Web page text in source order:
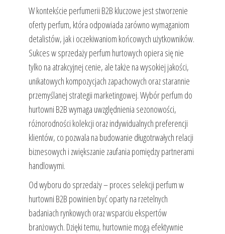
W kontekście perfumerii B2B kluczowe jest stworzenie
oferty perfum, która odpowiada zarówno wymaganiom
detalistów, jak i oczekiwaniom końcowych użytkowników.
Sukces w sprzedaży perfum hurtowych opiera się nie
tylko na atrakcyjnej cenie, ale także na wysokiej jakości,
unikatowych kompozycjach zapachowych oraz starannie
przemyślanej strategii marketingowej. Wybór perfum do
hurtowni B2B wymaga uwzględnienia sezonowości,
różnorodności kolekcji oraz indywidualnych preferencji
klientów, co pozwala na budowanie długotrwałych relacji
biznesowych i zwiększanie zaufania pomiędzy partnerami
handlowymi.
Od wyboru do sprzedaży – proces selekcji perfum w
hurtowni B2B powinien być oparty na rzetelnych
badaniach rynkowych oraz wsparciu ekspertów
branżowych. Dzięki temu, hurtownie mogą efektywnie